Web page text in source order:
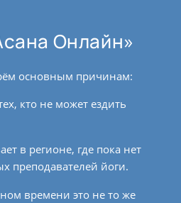
Онлайн»
основным причинам:
кто не может ездить
в регионе, где пока нет
преподавателей йоги.
времени это не то же